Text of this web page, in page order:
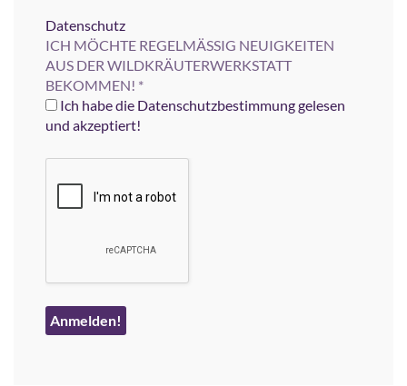
Datenschutz
ICH MÖCHTE REGELMÄSSIG NEUIGKEITEN
AUS DER WILDKRÄUTERWERKSTATT
BEKOMMEN! *
Ich habe die Datenschutzbestimmung gelesen
und akzeptiert!